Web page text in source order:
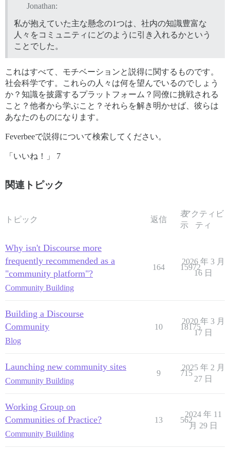
Jonathan:
私が抱えていた主な懸念の1つは、社内の知識豊富な
人々をコミュニティにどのように引き入れるかという
ことでした。
これはすべて、モチベーションと説得に関するものです。
社会科学です。これらの人々は何を望んでいるのでしょう
か？知識を披露するプラットフォーム？同僚に挑戦される
こと？他者から学ぶこと？それらを解き明かせば、彼らは
あなたのものになります。
Feverbeeで説得について検索してください。
「いいね！」 7
関連トピック
トピック 返信
表
示
アクティビ
ティ
Why isn't Discourse more
frequently recommended as a
"community platform"?
Community Building
164 15972
2026 年 3 月
16 日
Building a Discourse
Community
Blog
10 18175
2020 年 3 月
17 日
Launching new community sites
Community Building
9 715
2025 年 2 月
27 日
Working Group on
Communities of Practice?
Community Building
13 562
2024 年 11
月 29 日